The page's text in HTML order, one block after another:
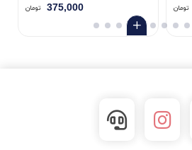
تومان 375,000 تومان